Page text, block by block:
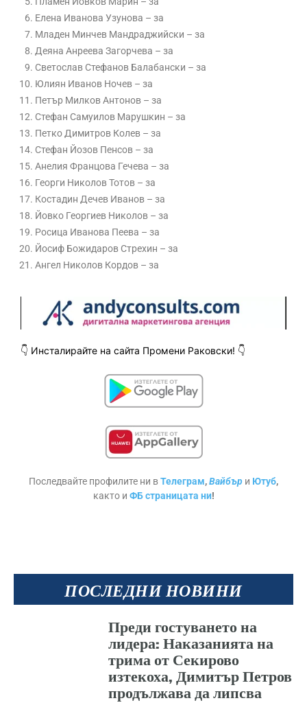
ПОСЛЕДНИ НОВИНИ
Преди гостуването на
лидера: Наказанията на
трима от Секирово
изтекоха, Димитър Петров
продължава да липсва
Елена Иванова Узунова – за
Младен Минчев Мандраджийски – за
Деяна Анреева Загорчева – за
Светослав Стефанов Балабански – за
Юлиян Иванов Ночев – за
Петър Милков Антонов – за
Стефан Самуилов Марушкин – за
Петко Димитров Колев – за
Стефан Йозов Пенсов – за
Анелия Францова Гечева – за
Георги Николов Тотов – за
Костадин Дечев Иванов – за
Йовко Георгиев Николов – за
Росица Иванова Пеева – за
Йосиф Божидаров Стрехин – за
Ангел Николов Кордов – за
👇 Инсталирайте на сайта Промени Раковски! 👇
Последвайте профилите ни вТелеграм,Вайбър и Ютуб,
както и ФБ страницата ни!